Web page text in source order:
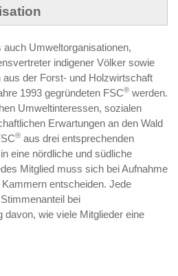
Umweltorganisationen,
indigener Völker sowie
aus der Forst- und Holzwirtschaft
1993 gegründeten FSC® werden.
Umweltinteressen, sozialen
Erwartungen an den Wald
® aus drei entsprechenden
eine nördliche und südliche
Mitglied muss sich bei Aufnahme
entscheiden. Jede
bei
davon, wie viele Mitglieder eine